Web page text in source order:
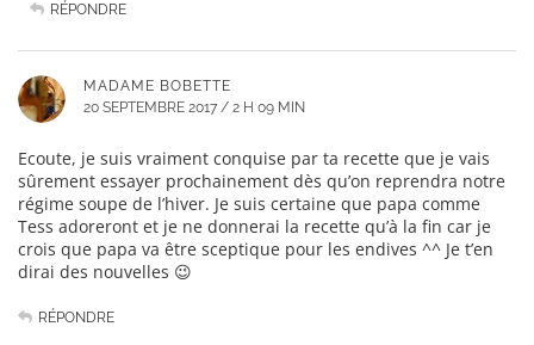
RÉPONDRE
MADAME BOBETTE
20 SEPTEMBRE 2017 / 2 H 09 MIN
Ecoute, je suis vraiment conquise par ta recette que je vais
sûrement essayer prochainement dès qu’on reprendra notre
régime soupe de l’hiver. Je suis certaine que papa comme
Tess adoreront et je ne donnerai la recette qu’à la fin car je
crois que papa va être sceptique pour les endives ^^ Je t’en
dirai des nouvelles 😉
RÉPONDRE